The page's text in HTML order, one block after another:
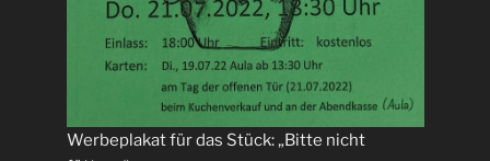
Werbeplakat für das Stück: „Bitte nicht